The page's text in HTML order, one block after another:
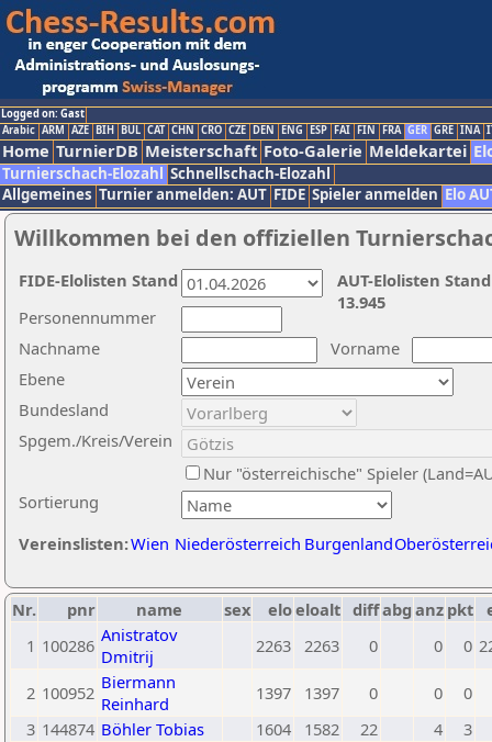
Logged on: Gast
Arabic ARM AZE BIH BUL CAT CHN CRO CZE DEN ENG ESP FAI FIN FRA GER GRE INA
Home TurnierDB Meisterschaft Foto-Galerie Meldekartei
Turnierschach-Elozahl Schnellschach-Elozahl
Allgemeines Turnier anmelden: AUT FIDE Spieler anmelden Elo
Willkommen bei den offiziellen
Nachname
Vorname
Ebene
Sortierung
Personennummer
Bundesland
Spgem./Kreis/Verein
Nur "österreichische" Spieler
Vereinslisten:Wien Niederösterreich Burgenland
AUT-Elolisten
13.945
FIDE-Elolisten Stand
Nr. pnr name sex eloeloalt diffabg anz pkt
1 100286 Anistratov
Dmitrij
2263 2263 0 0 0
2 100952 Biermann
Reinhard
1397 1397 0 0
0
3 144874 Böhler Tobias 1604 1582 22 4
3